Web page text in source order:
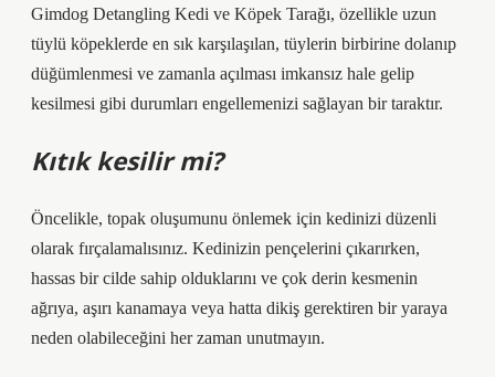
Gimdog Detangling Kedi ve Köpek Tarağı, özellikle uzun
tüylü köpeklerde en sık karşılaşılan, tüylerin birbirine dolanıp
düğümlenmesi ve zamanla açılması imkansız hale gelip
kesilmesi gibi durumları engellemenizi sağlayan bir taraktır.
Kıtık kesilir mi?
Öncelikle, topak oluşumunu önlemek için kedinizi düzenli
olarak fırçalamalısınız. Kedinizin pençelerini çıkarırken,
hassas bir cilde sahip olduklarını ve çok derin kesmenin
ağrıya, aşırı kanamaya veya hatta dikiş gerektiren bir yaraya
neden olabileceğini her zaman unutmayın.